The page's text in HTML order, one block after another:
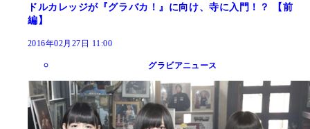
ドルカレッジが『グラバカ！』に向け、寺に入門！？ 【前
編】
2016年02月27日 11:00
グラビアニュース